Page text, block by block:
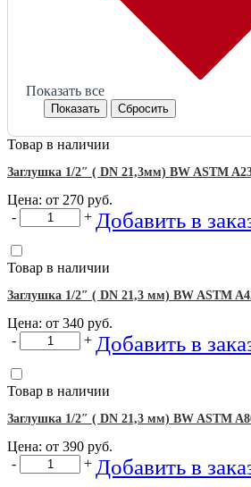
Показать все
Товар в наличии
Заглушка 1/2″ ( DN 21,3мм) BW ASTM
Цена: от 270 руб.
-
+ Добавить в
Товар в наличии
Заглушка 1/2″ ( DN 21,3 мм) BW ASTM
Цена: от 340 руб.
-
+ Добавить в
Товар в наличии
Заглушка 1/2″ ( DN 21,3 мм) BW ASTM
Цена: от 390 руб.
-
+ Добавить в